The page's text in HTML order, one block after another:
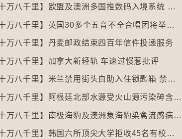
【十万八千里】欧盟及澳洲多国推数码入境系统 毋须护照盖章
【十万八千里】英国30多个五音不全合唱团将举行十周年志庆
十万八千里】丹麦邮政结束四百年信件投递服务
十万八千里】加拿大新轻轨 车速过慢惹批评
【十万八千里】米兰禁用街头自助入住锁匙箱 禁自助入住民宿
【十万八千里】阿根廷北部水源受火山源污染砷含量超标
【十万八千里】南极海豹及澳洲象海豹染禽流感病毒恐扩散
【十万八千里】韩国六所顶尖大学拒收45名有校园暴力纪录者入学